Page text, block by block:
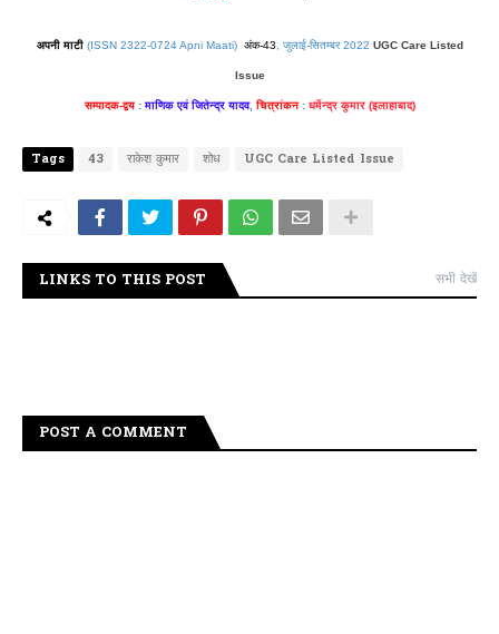
अपनी माटी(ISSN 2322-0724 Apni Maati) अंक-43 , जुलाई-सितम्बर 2022 UGC Care Listed
Issue
सम्पादक-द्वय: माणिक एवं जितेन्द्र यादव, चित्रांकन : धर्मेन्द्र कुमार (इलाहाबाद)
Tags 43 राकेश कुमार शोध UGC Care Listed Issue
LINKS TO THIS POST सभी देखें
POST A COMMENT